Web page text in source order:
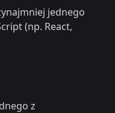
jednego
(np. React,
z